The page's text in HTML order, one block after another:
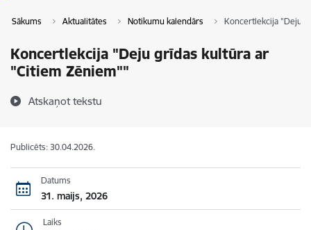
Sākums Aktualitātes Notikumu kalendārs Koncertlekcija "Deju
Koncertlekcija "Deju grīdas kultūra ar
"Citiem Zēniem""
Atskaņot tekstu
Publicēts: 30.04.2026.
Datums
31. maijs, 2026
Laiks